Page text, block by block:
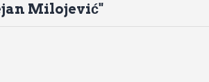
Milojević"